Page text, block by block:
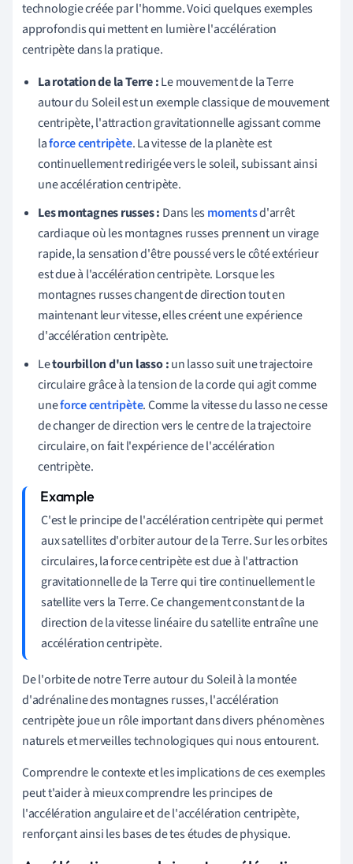
technologie créée par l'homme. Voici quelques exemples
approfondis qui mettent en lumière l'accélération
centripète dans la pratique.
La rotation de la Terre :Le mouvement de la Terre
autour du Soleil est un exemple classique de mouvement
centripète, l'attraction gravitationnelle agissant comme
laforce centripète. La vitesse de la planète est
continuellement redirigée vers le soleil, subissant ainsi
une accélération centripète.
Les montagnes russes : Dans lesmomentsd'arrêt
cardiaque où les montagnes russes prennent un virage
rapide, la sensation d'être poussé vers le côté extérieur
est due à l'accélération centripète. Lorsque les
montagnes russes changent de direction tout en
maintenant leur vitesse, elles créent une expérience
d'accélération centripète.
Letourbillon d'un lasso :un lasso suit une trajectoire
circulaire grâce à la tension de la corde qui agit comme
uneforce centripète. Comme la vitesse du lasso ne cesse
de changer de direction vers le centre de la trajectoire
circulaire, on fait l'expérience de l'accélération
centripète.
C'est le principe de l'accélération centripète qui permet
aux satellites d'orbiter autour de la Terre. Sur les orbites
circulaires, la force centripète est due à l'attraction
gravitationnelle de la Terre qui tire continuellement le
satellite vers la Terre. Ce changement constant de la
direction de la vitesse linéaire du satellite entraîne une
accélération centripète.
De l'orbite de notre Terre autour du Soleil à la montée
d'adrénaline des montagnes russes, l'accélération
centripète joue un rôle important dans divers phénomènes
naturels et merveilles technologiques qui nous entourent.
Comprendre le contexte et les implications de ces exemples
peut t'aider à mieux comprendre les principes de
l'accélération angulaire et de l'accélération centripète,
renforçant ainsi les bases de tes études de physique.